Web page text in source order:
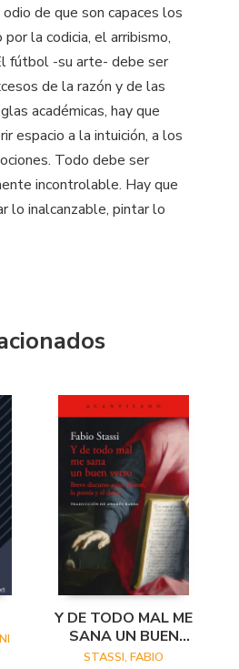
de que son capaces los
la codicia, el arribismo,
fútbol -su arte- debe ser
de la razón y de las
académicas, hay que
espacio a la intuición, a los
Todo debe ser
incontrolable. Hay que
lo inalcanzable, pintar lo
Y DE TODO MAL ME
SANA UN BUEN
VERSO
STASSI, FABIO